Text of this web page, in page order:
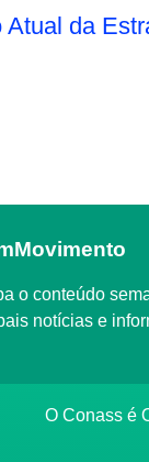
Atual da
notícias e
O Conass